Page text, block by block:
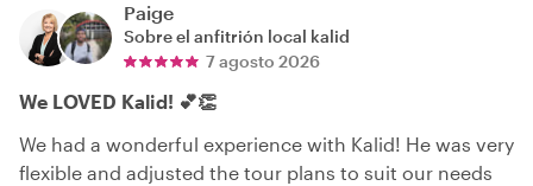
Paige
Sobre el anfitrión local kalid
7 agosto 2026
We LOVED Kalid! 💕👏
We had a wonderful experience with Kalid! He was very
flexible and adjusted the tour plans to suit our needs